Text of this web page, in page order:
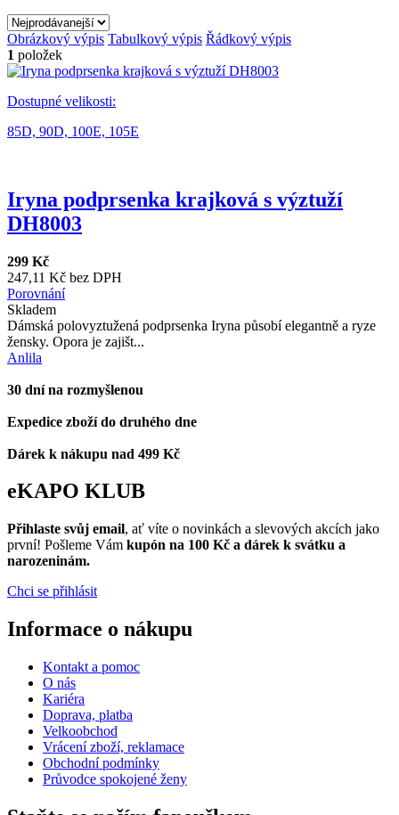
Obrázkový výpis Tabulkový výpis Řádkový výpis
1 položek
Dostupné velikosti:
85D, 90D, 100E, 105E
Iryna podprsenka krajková s výztuží
DH8003
299 Kč
247,11 Kč bez DPH
Porovnání
Skladem
Dámská polovyztužená podprsenka Iryna působí elegantně a ryze
žensky. Opora je zajišt...
Anlila
30 dní na rozmyšlenou
Expedice zboží do druhého dne
Dárek k nákupu nad 499 Kč
eKAPO KLUB
Přihlaste svůj email, ať víte o novinkách a slevových akcích jako
první! Pošleme Vám kupón na 100 Kč a dárek k svátku a
narozeninám.
Chci se přihlásit
Informace o nákupu
Kontakt a pomoc
O nás
Kariéra
Doprava, platba
Velkoobchod
Vrácení zboží, reklamace
Obchodní podmínky
Průvodce spokojené ženy